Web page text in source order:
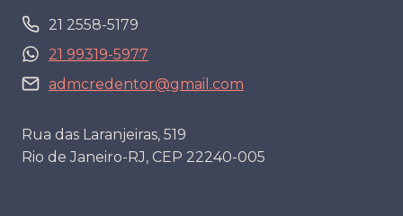
21 2558-5179
21 99319-5977
admcredentor@gmail.com
Rua das Laranjeiras, 519
Rio de Janeiro-RJ, CEP 22240-005